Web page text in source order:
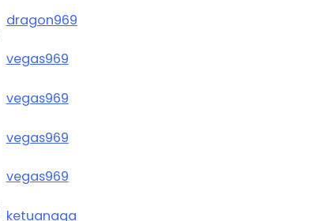
dragon969
vegas969
vegas969
vegas969
vegas969
ketuanaga